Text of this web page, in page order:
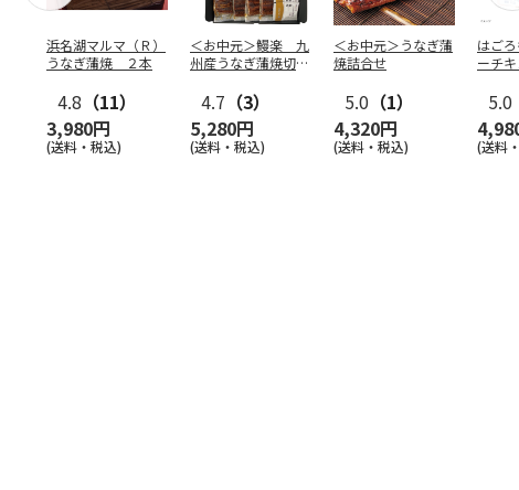
浜名湖マルマ（Ｒ）
うなぎ蒲焼 ２本
4.8 （11）
3,980円
(送料・税込)
＜お中元＞鰻楽 九
州産うなぎ蒲焼切り
4.7 （3）
5,280円
(送料・税込)
＜お中元＞うなぎ蒲
焼詰合せ
5.0 （1）
4,320円
(送料・税込)
はご
ーチ
オイ
5.0
(送料